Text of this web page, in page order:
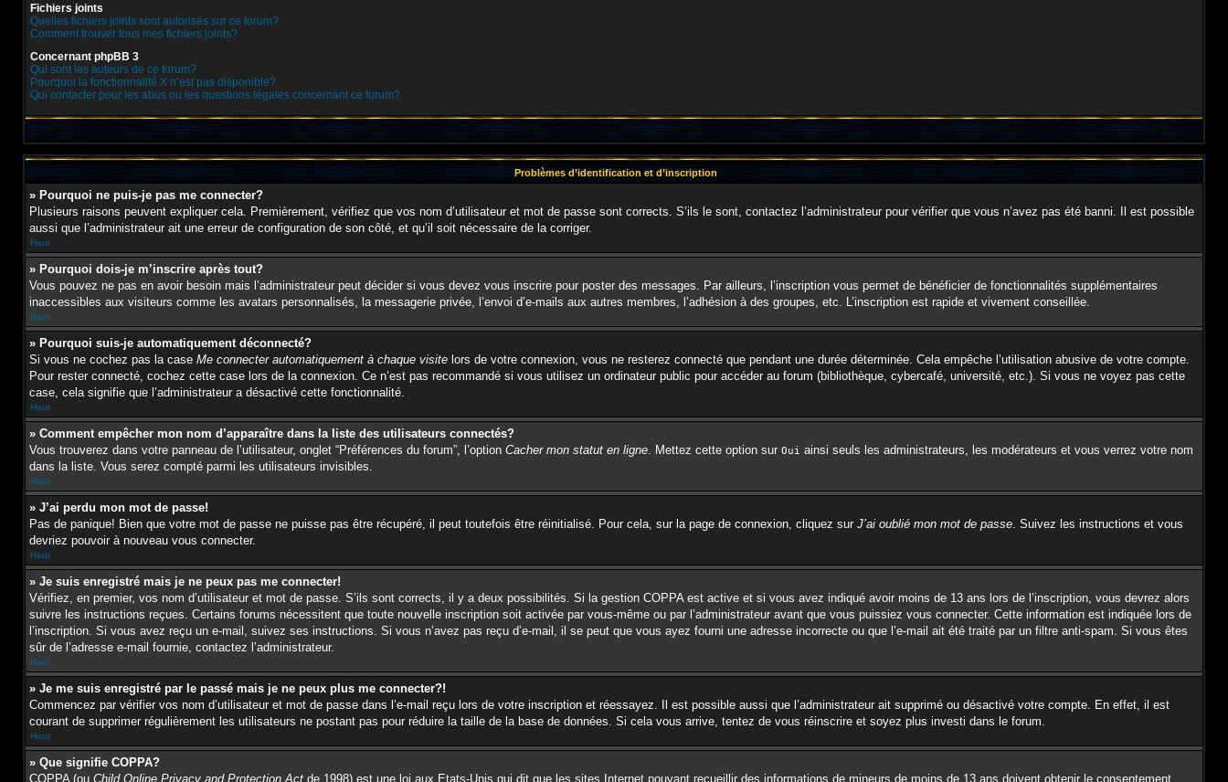
Fichiers joints
Quelles fichiers joints sont autorisés sur ce forum?
Comment trouver tous mes fichiers joints?
Concernant phpBB 3
Qui sont les auteurs de ce forum?
Pourquoi la fonctionnalité X n’est pas disponible?
Qui contacter pour les abus ou les questions légales concernant ce forum?
Problèmes d’identification et d’inscription
» Pourquoi ne puis-je pas me connecter?
Plusieurs raisons peuvent expliquer cela. Premièrement, vérifiez que vos nom d’utilisateur et mot de passe sont corrects. S’ils le sont, contactez l’administrateur pour vérifier que vous n’avez pas été banni. Il est possible
aussi que l’administrateur ait une erreur de configuration de son côté, et qu’il soit nécessaire de la corriger.
Haut
» Pourquoi dois-je m’inscrire après tout?
Vous pouvez ne pas en avoir besoin mais l’administrateur peut décider si vous devez vous inscrire pour poster des messages. Par ailleurs, l’inscription vous permet de bénéficier de fonctionnalités supplémentaires
inaccessibles aux visiteurs comme les avatars personnalisés, la messagerie privée, l’envoi d’e-mails aux autres membres, l’adhésion à des groupes, etc. L’inscription est rapide et vivement conseillée.
Haut
» Pourquoi suis-je automatiquement déconnecté?
Si vous ne cochez pas la case Me connecter automatiquement à chaque visite lors de votre connexion, vous ne resterez connecté que pendant une durée déterminée. Cela empêche l’utilisation abusive de votre compte.
Pour rester connecté, cochez cette case lors de la connexion. Ce n’est pas recommandé si vous utilisez un ordinateur public pour accéder au forum (bibliothèque, cybercafé, université, etc.). Si vous ne voyez pas cette
case, cela signifie que l’administrateur a désactivé cette fonctionnalité.
Haut
» Comment empêcher mon nom d’apparaître dans la liste des utilisateurs connectés?
Vous trouverez dans votre panneau de l’utilisateur, onglet “Préférences du forum”, l’option Cacher mon statut en ligne. Mettez cette option sur Oui ainsi seuls les administrateurs, les modérateurs et vous verrez votre nom
dans la liste. Vous serez compté parmi les utilisateurs invisibles.
Haut
» J’ai perdu mon mot de passe!
Pas de panique! Bien que votre mot de passe ne puisse pas être récupéré, il peut toutefois être réinitialisé. Pour cela, sur la page de connexion, cliquez sur J’ai oublié mon mot de passe. Suivez les instructions et vous
devriez pouvoir à nouveau vous connecter.
Haut
» Je suis enregistré mais je ne peux pas me connecter!
Vérifiez, en premier, vos nom d’utilisateur et mot de passe. S’ils sont corrects, il y a deux possibilités. Si la gestion COPPA est active et si vous avez indiqué avoir moins de 13 ans lors de l’inscription, vous devrez alors
suivre les instructions reçues. Certains forums nécessitent que toute nouvelle inscription soit activée par vous-même ou par l’administrateur avant que vous puissiez vous connecter. Cette information est indiquée lors de
l’inscription. Si vous avez reçu un e-mail, suivez ses instructions. Si vous n’avez pas reçu d’e-mail, il se peut que vous ayez fourni une adresse incorrecte ou que l’e-mail ait été traité par un filtre anti-spam. Si vous êtes
sûr de l’adresse e-mail fournie, contactez l’administrateur.
Haut
» Je me suis enregistré par le passé mais je ne peux plus me connecter?!
Commencez par vérifier vos nom d’utilisateur et mot de passe dans l’e-mail reçu lors de votre inscription et réessayez. Il est possible aussi que l’administrateur ait supprimé ou désactivé votre compte. En effet, il est
courant de supprimer régulièrement les utilisateurs ne postant pas pour réduire la taille de la base de données. Si cela vous arrive, tentez de vous réinscrire et soyez plus investi dans le forum.
Haut
» Que signifie COPPA?
COPPA (ou Child Online Privacy and Protection Act de 1998) est une loi aux Etats-Unis qui dit que les sites Internet pouvant recueillir des informations de mineurs de moins de 13 ans doivent obtenir le consentement